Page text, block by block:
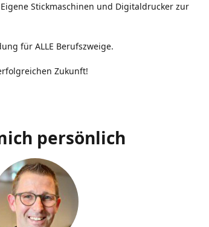
Stickmaschinen und Digitaldrucker zur
für ALLE Berufszweige.
Zukunft!
persönlich